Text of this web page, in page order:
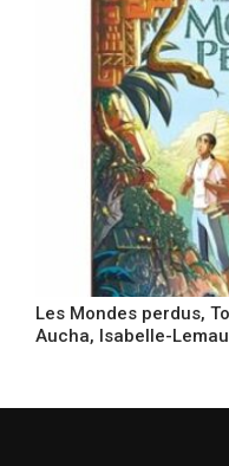
Les Mondes perdus,
Aucha, Isabelle-